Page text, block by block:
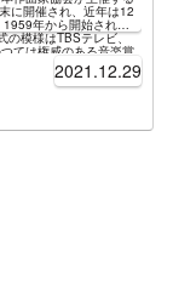
に開催され、近年は12
1959年から開始され
の模様はTBSテレビ、
ては権威のある音楽賞
くを記録していたが現在
15%となっている。最
ド大賞」。司会はTBS
2021.12.29